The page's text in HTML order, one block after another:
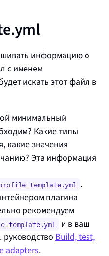
информацию о
с именем
искать этот файл в
минимальный
Какие типы
какие значения
Эта информация
.
плагина
рекомендуем
и в ваш
Build, test,
adapters.